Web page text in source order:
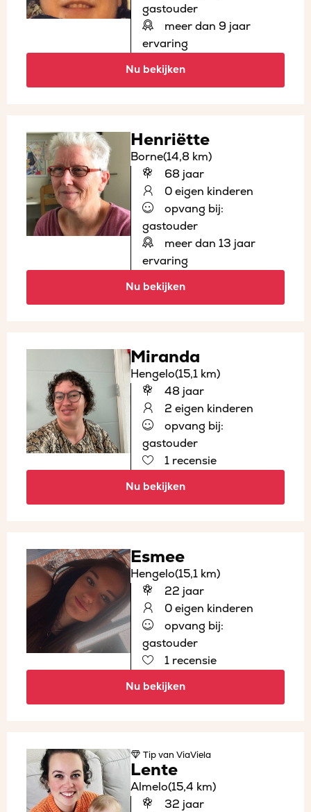
gastouder
meer dan 9 jaar
ervaring
Nu bekijken
Henriëtte
Borne(14,8 km)
68 jaar
0 eigen kinderen
opvang bij:
gastouder
meer dan 13 jaar
ervaring
Nu bekijken
Miranda
Hengelo(15,1 km)
48 jaar
2 eigen kinderen
opvang bij:
gastouder
1 recensie
Nu bekijken
Esmee
Hengelo(15,1 km)
22 jaar
0 eigen kinderen
opvang bij:
gastouder
1 recensie
Nu bekijken
Tipvan ViaViela
Lente
Almelo(15,4 km)
32 jaar